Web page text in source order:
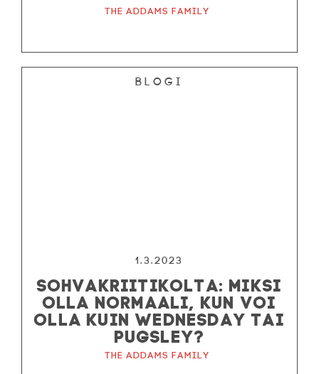
The Addams Family
Blogi
1.3.2023
SOHVAKRIITIKOLTA: MIKSI
OLLA NORMAALI, KUN VOI
OLLA KUIN WEDNESDAY TAI
PUGSLEY?
The Addams Family